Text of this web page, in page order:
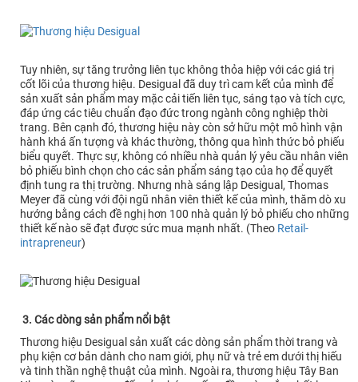
Tuy nhiên, sự tăng trưởng liên tục không thỏa hiệp với các giá trị
cốt lõi của thương hiệu. Desigual đã duy trì cam kết của mình để
sản xuất sản phẩm may mặc cải tiến liên tục, sáng tạo và tích cực,
đáp ứng các tiêu chuẩn đạo đức trong ngành công nghiệp thời
trang. Bên cạnh đó, thương hiệu này còn sở hữu một mô hình vận
hành khá ấn tượng và khác thường, thông qua hình thức bỏ phiếu
biểu quyết. Thực sự, không có nhiều nhà quản lý yêu cầu nhân viên
bỏ phiếu bình chọn cho các sản phẩm sáng tạo của họ để quyết
định tung ra thị trường. Nhưng nhà sáng lập Desigual, Thomas
Meyer đã cùng với đội ngũ nhân viên thiết kế của mình, thăm dò xu
hướng bằng cách đề nghị hơn 100 nhà quản lý bỏ phiếu cho những
thiết kế nào sẽ đạt được sức mua mạnh nhất. (Theo Retail-
intrapreneur)
3. Các dòng sản phẩm nổi bật
Thương hiệu Desigual sản xuất các dòng sản phẩm thời trang và
phụ kiện cơ bản dành cho nam giới, phụ nữ và trẻ em dưới thị hiếu
và tinh thần nghệ thuật của mình. Ngoài ra, thương hiệu Tây Ban